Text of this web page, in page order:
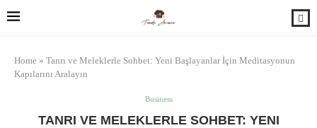
Home » Tanrı ve Meleklerle Sohbet: Yeni Başlayanlar İçin Meditasyonun
Kapılarını Aralayın
Business
TANRI VE MELEKLERLE SOHBET: YENI